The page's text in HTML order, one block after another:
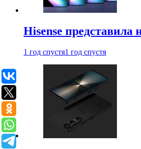
Hisense
1 год спустя1 год спустя